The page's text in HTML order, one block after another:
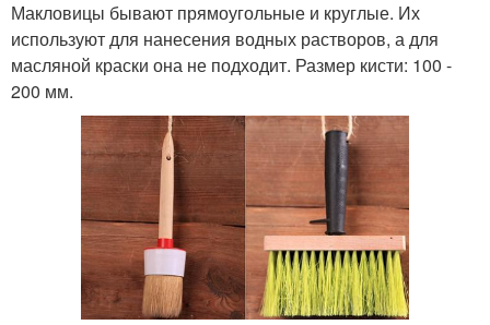
Макловицы бывают прямоугольные и круглые. Их
используют для нанесения водных растворов, а для
масляной краски она не подходит. Размер кисти: 100 -
200 мм.